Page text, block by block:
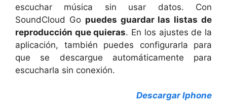
escuchar música sin usar datos. Con
SoundCloud Go puedes guardar las listas de
reproducción que quieras. En los ajustes de la
aplicación, también puedes configurarla para
que se descargue automáticamente para
escucharla sin conexión.
Descargar Iphone